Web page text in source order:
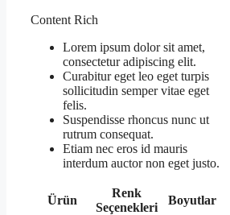
Content Rich
Lorem ipsum dolor sit amet,
consectetur adipiscing elit.
Curabitur eget leo eget turpis
sollicitudin semper vitae eget
felis.
Suspendisse rhoncus nunc ut
rutrum consequat.
Etiam nec eros id mauris
interdum auctor non eget justo.
Ürün
Renk
Seçenekleri
Boyutlar